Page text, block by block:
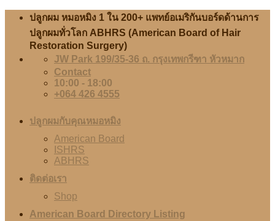
Skip
content
ปลูกผม หมอหมิง 1 ใน 200+ แพทย์อเมริกันบอร์ดด้านการ
ปลูกผมทั่วโลก ABHRS (American Board of Hair
Restoration Surgery)
JW Park 199/35-36 ถ. กรุงเทพกรีฑา หัวหมาก
Contact
10:00 - 18:00
+064 426 4555
ปลูกผมกับคุณหมอหมิง
American Board
ISHRS
ABHRS
ติดต่อเรา
Shop
American Board Directory Listing